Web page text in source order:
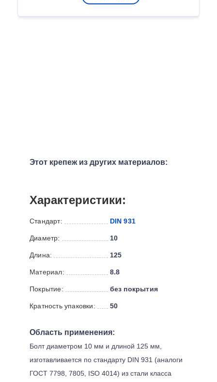
Этот крепеж из других материалов:
Характеристики:
Стандарт: DIN 931
Диаметр: 10
Длина: 125
Материал: 8.8
Покрытие: без покрытия
Кратность упаковки: 50
Область применения:
Болт диаметром 10 мм и длиной 125 мм,
изготавливается по стандарту DIN 931 (аналоги
ГОСТ 7798, 7805, ISO 4014) из стали класса